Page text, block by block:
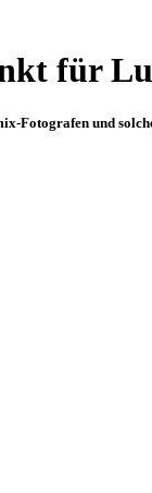
für
Fotografen und